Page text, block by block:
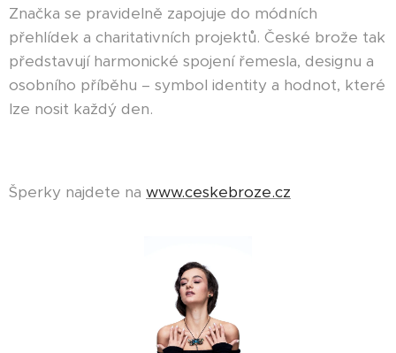
Značka se pravidelně zapojuje do módních
přehlídek a charitativních projektů. České brože tak
představují harmonické spojení řemesla, designu a
osobního příběhu – symbol identity a hodnot, které
lze nosit každý den.
Šperky najdete na www.ceskebroze.cz